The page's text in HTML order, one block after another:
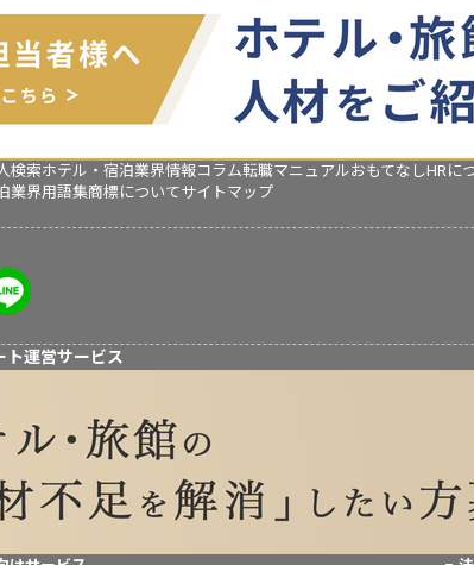
検索ホテル・宿泊業界情報コラム転職マニュアルおもてなしHRに
業界用語集商標についてサイトマップ
ト運営サービス